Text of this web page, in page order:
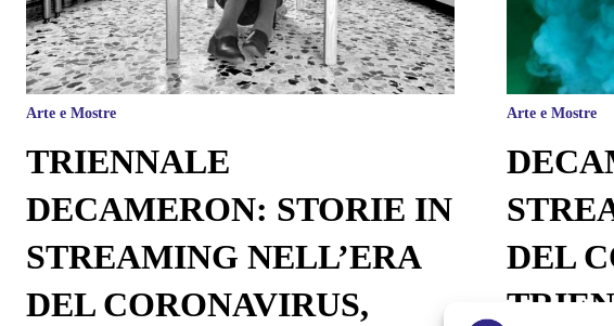
Arte e Mostre
TRIENNALE
DECAMERON: STORIE IN
STREAMING NELL’ERA
DEL CORONAVIRUS,
Arte e Mostre
DEL